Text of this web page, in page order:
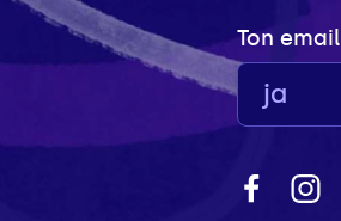
Ton email